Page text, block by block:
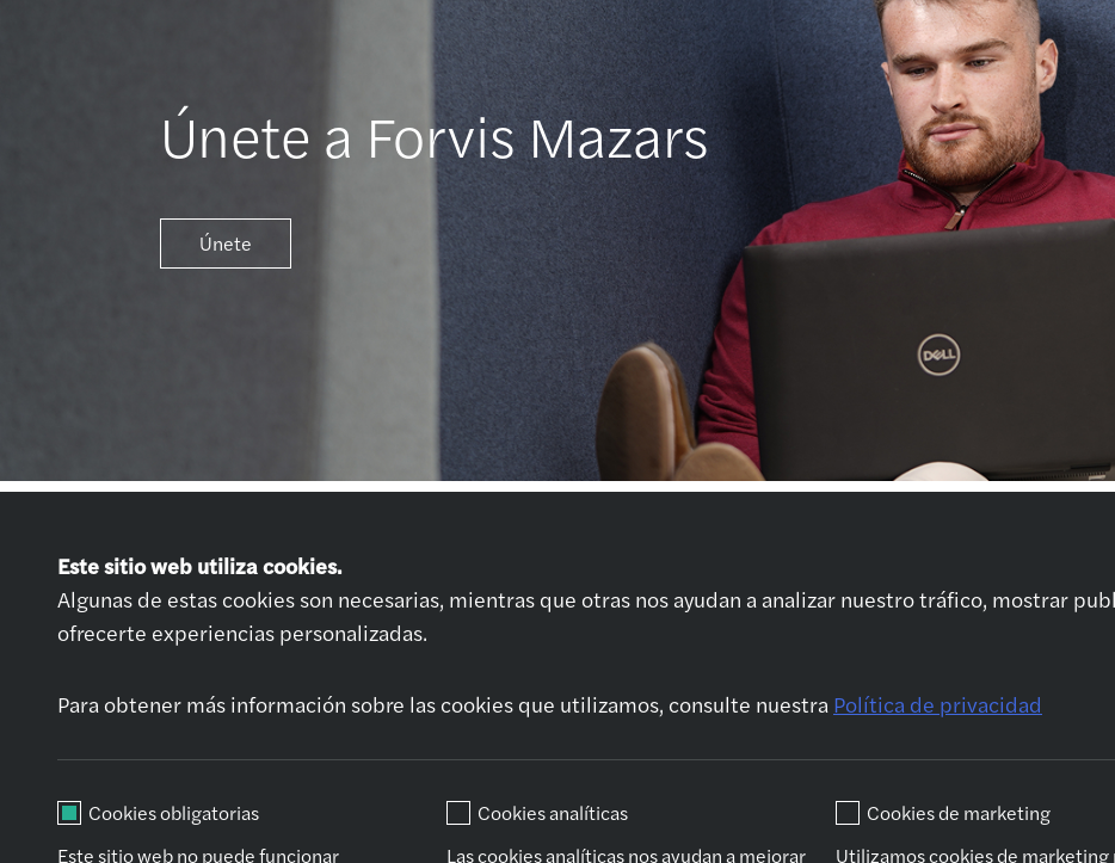
Únete a Forvis Mazars
Únete
Prepara tu entrevista
Solicitud espontánea
¿Por qué Forvis
profesional
Movilidad
Tu onboarding
vida personal y
profesional
Legal y
Este sitio web utiliza cookies.
Algunas de estas cookies son necesarias, mientras que otras nos ayudan a analizar nuestro tráfico, mostrar
ofrecerte experiencias personalizadas.
Para obtener más información sobre las cookies que utilizamos, consulte nuestra Política de privacidad
Cookies obligatorias
Este sitio web no puede funcionar
Cookies analíticas
Las cookies analíticas nos ayudan a mejorar
Cookies de marketing
Utilizamos cookies de marketing